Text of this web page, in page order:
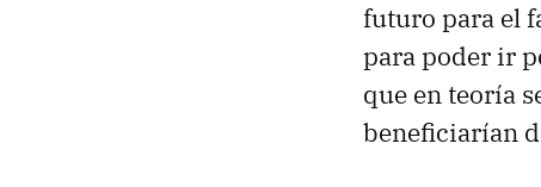
futuro para el
para poder ir
que en teoría
beneficiarían